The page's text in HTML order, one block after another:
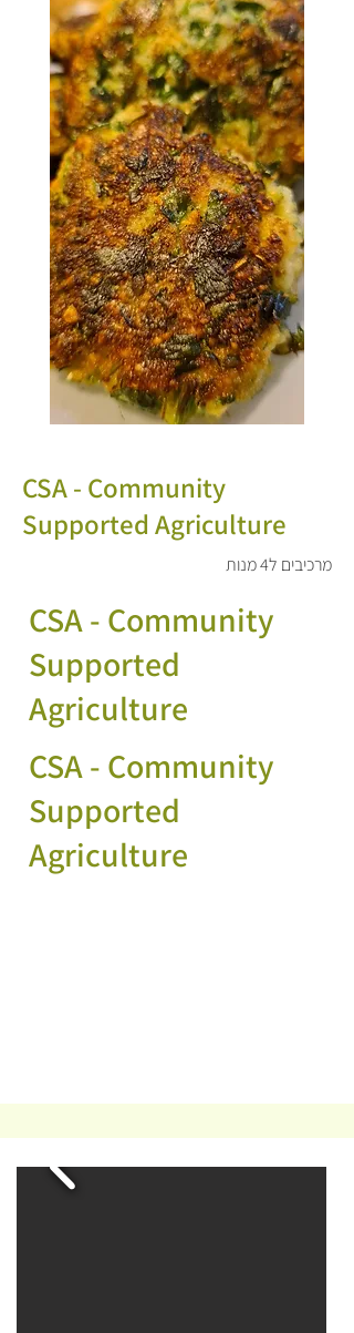
CSA - Community
Supported Agriculture
מרכיבים ל4 מנות
CSA - Community
Supported
Agriculture
CSA - Community
Supported
Agriculture